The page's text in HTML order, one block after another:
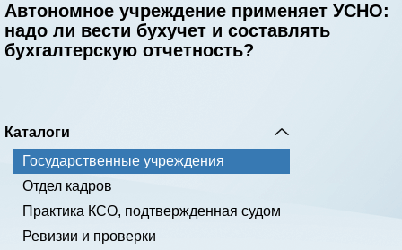
Автономное учреждение применяет УСНО:
надо ли вести бухучет и составлять
бухгалтерскую отчетность?
Каталоги
Государственные учреждения
Отдел кадров
Практика КСО, подтвержденная судом
Ревизии и проверки